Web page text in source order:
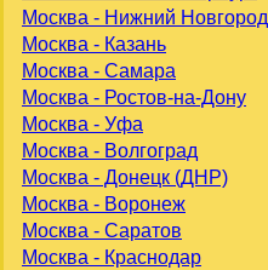
Москва - Нижний Новгород
Москва - Казань
Москва - Самара
Москва - Ростов-на-Дону
Москва - Уфа
Москва - Волгоград
Москва - Донецк (ДНР)
Москва - Воронеж
Москва - Саратов
Москва - Краснодар